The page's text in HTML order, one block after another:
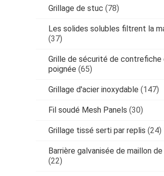
Grillage de stuc (78)
Les solides solubles filtrent la
(37)
Grille de sécurité de contrefiche
poignée (65)
Grillage d'acier inoxydable (147)
Fil soudé Mesh Panels (30)
Grillage tissé serti par replis (24)
Barrière galvanisée de maillon
(22)